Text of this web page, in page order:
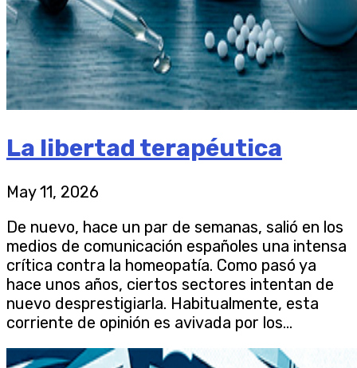
La libertad terapéutica
May 11, 2026
De nuevo, hace un par de semanas, salió en los
medios de comunicación españoles una intensa
crítica contra la homeopatía. Como pasó ya
hace unos años, ciertos sectores intentan de
nuevo desprestigiarla. Habitualmente, esta
corriente de opinión es avivada por los...